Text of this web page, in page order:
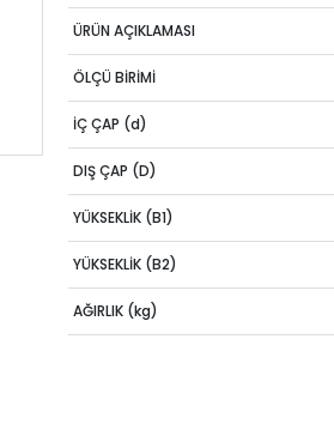
ÜRÜN AÇIKLAMASI
ÖLÇÜ BİRİMİ
İÇ ÇAP (d)
DIŞ ÇAP (D)
YÜKSEKLİK (B1)
YÜKSEKLİK (B2)
AĞIRLIK (kg)